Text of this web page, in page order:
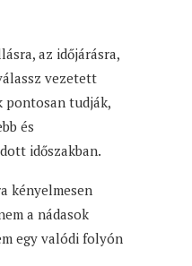
az időjárásra,
vezetett
pontosan tudják,
és
időszakban.
kényelmesen
a nádasok
egy valódi folyón